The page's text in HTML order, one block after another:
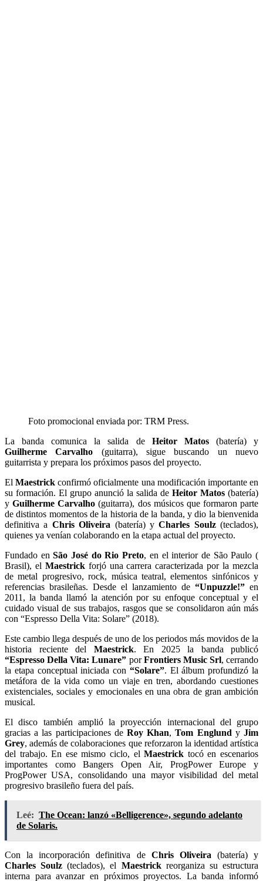
Foto promocional enviada por: TRM Press.
La banda comunica la salida de Heitor Matos(batería) y
Guilherme Carvalho (guitarra), sigue buscando un nuevo
guitarrista y prepara los próximos pasos del proyecto.
ElMaestrick confirmó oficialmente una modificación importante en
su formación. El grupo anunció la salida de Heitor Matos (batería)
yGuilherme Carvalho (guitarra), dos músicos que formaron parte
de distintos momentos de la historia de la banda, y dio la bienvenida
definitiva a Chris Oliveira (batería) yCharles Soulz(teclados),
quienes ya venían colaborando en la etapa actual del proyecto.
Fundado enSão José do Rio Preto, en el interior de São Paulo (
Brasil), el Maestrickforjó una carrera caracterizada por la mezcla
de metal progresivo, rock, música teatral, elementos sinfónicos y
referencias brasileñas. Desde el lanzamiento de “Unpuzzle!” en
2011, la banda llamó la atención por su enfoque conceptual y el
cuidado visual de sus trabajos, rasgos que se consolidaron aún más
con “Espresso Della Vita: Solare” (2018).
Este cambio llega después de uno de los periodos más movidos de la
historia reciente del Maestrick. En 2025 la banda publicó
“Espresso Della Vita: Lunare” porFrontiers Music Srl, cerrando
la etapa conceptual iniciada con “Solare”. El álbum profundizó la
metáfora de la vida como un viaje en tren, abordando cuestiones
existenciales, sociales y emocionales en una obra de gran ambición
musical.
El disco también amplió la proyección internacional del grupo
gracias a las participaciones de Roy Khan,Tom Englund yJim
Grey, además de colaboraciones que reforzaron la identidad artística
del trabajo. En ese mismo ciclo, elMaestrick tocó en escenarios
importantes como Bangers Open Air, ProgPower Europe y
ProgPower USA, consolidando una mayor visibilidad del metal
progresivo brasileño fuera del país.
Leé: The Ocean: lanzó «Belligerence», segundo adelanto
de Solaris.
Con la incorporación definitiva de Chris Oliveira (batería) y
Charles Soulz (teclados), el Maestrickreorganiza su estructura
interna para avanzar en próximos proyectos. La banda informó